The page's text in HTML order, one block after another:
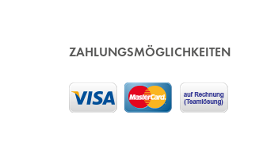
ZAHLUNGSMÖGLICHKEITEN